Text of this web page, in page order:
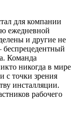
для компании
ежедневной
и другие не
беспрецедентный
Команда
никогда в мире
с точки зрения
инсталляции.
рабочего